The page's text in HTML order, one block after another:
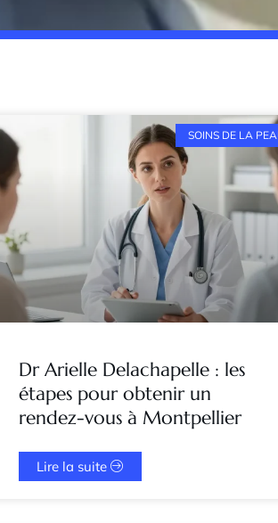
SOINS DE LA
Dr Arielle Delachapelle : les
étapes pour obtenir un
rendez-vous à Montpellier
Lire la suite